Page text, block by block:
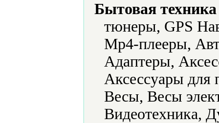
Бытовая
тюнеры, GPS
Mp4-плееры,
Адаптеры,
Аксессуары для
Весы, Весы
Видеотехника,